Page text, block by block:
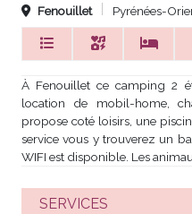
Fenouillet Pyrénées-
À Fenouillet ce camping 2
location de mobil-home,
propose coté loisirs, une
service vous y trouverez un
WIFI est disponible. Les
SERVICES